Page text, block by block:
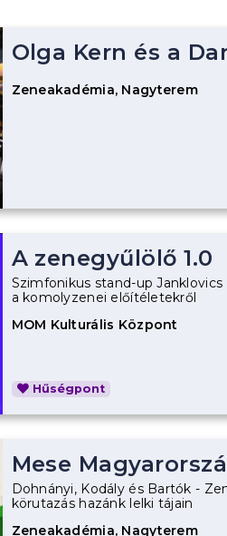
Olga Kern és a
Zeneakadémia, Nagyterem
A zenegyűlölő 1.0
Szimfonikus stand-up Janklovics
a komolyzenei előítéletekről
MOM Kulturális Központ
Hűségpont
Mese
Dohnányi, Kodály és Bartók -
körutazás hazánk lelki tájain
Zeneakadémia, Nagyterem